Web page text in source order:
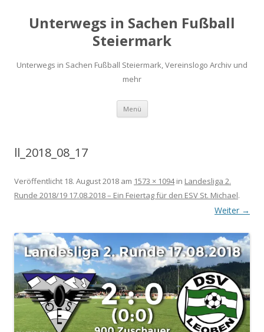
Unterwegs in Sachen Fußball
Steiermark
Unterwegs in Sachen Fußball Steiermark, Vereinslogo Archiv und
mehr
Menü Zum
springen
ll_2018_08_17
Veröffentlicht 18. August 2018 am 1573 × 1094in Landesliga 2.
Runde 2018/19 17.08.2018 – Ein Feiertag für den ESV St. Michael.
Weiter →